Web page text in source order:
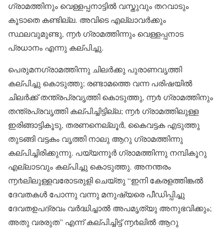
ഗ്രാമത്തിനും വെള്ളപ്പനാട്ടിൽ വസ്തുവും തറവാടും
കൂടാതെ കണ്ടില്ല. അവിടെ എല്ലാവർക്കും
സ്ഥലവുമുണ്ടു, ൬൪ ഗ്രാമത്തിന്നും വെള്ളപ്പനാട
പ്രധാനം എന്നു കല്പിച്ചു.
പെരുമനഗ്രാമത്തിന്നു ചിലർക്കു പുരാണവൃത്തി
കല്പിച്ചു കൊടുത്തു; രണ്ടാമത്തെ വന്ന പരിഷയിൽ
ചിലർക്ക് തന്ത്രപ്രവൃത്തി കൊടുത്തു, ൬൪ ഗ്രാമത്തിനും
തന്ത്രപ്രവൃത്തി കല്പിച്ചിട്ടില്ല; ൬൪ ഗ്രാമത്തിലുള്ള
ഇരിങ്ങാട്ടികൂടു, തരണനെല്ലൂർ, കൈവട്ടക എടുത്തു
തുടങ്ങി വട്ടകം വൃത്തി നാലു ആറു ഗ്രാമത്തിന്നു
കല്പിച്ചിരിക്കുന്നു. പയ്യന്നൂർ ഗ്രാമത്തിന്നു നമ്പികൂറു
എല്ലാടവും കല്പിച്ചു കൊടുത്തു. അനന്തരം
൬൪ലിലുള്ളവരോടരുളി ചെയ്തു “ഇനി കേരളത്തിങ്കൽ
ദേവതകൾ പോന്നു വന്നു മനുഷ്യരെ പീഡിപ്പിച്ചു
ദേവതഉപദ്രവം വർദ്ധിച്ചാൽ അപമൃത്യു അനുഭവിക്കും;
അതു വരരുത” എന്ന് കല്പിച്ചിട്ട് ൬൪ലിൽ ആറു